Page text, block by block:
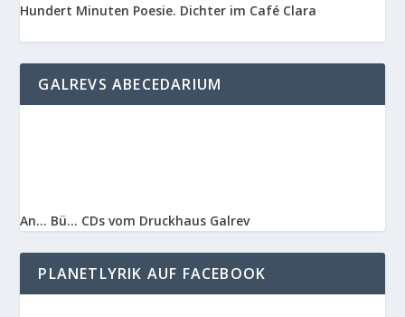
Hundert Minuten Poesie. Dichter im Café Clara
GALREVS ABECEDARIUM
An… Bü… CDs vom Druckhaus Galrev
PLANETLYRIK AUF FACEBOOK